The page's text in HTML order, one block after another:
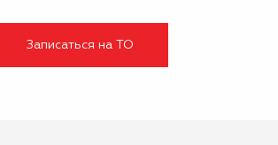
Записаться на ТО